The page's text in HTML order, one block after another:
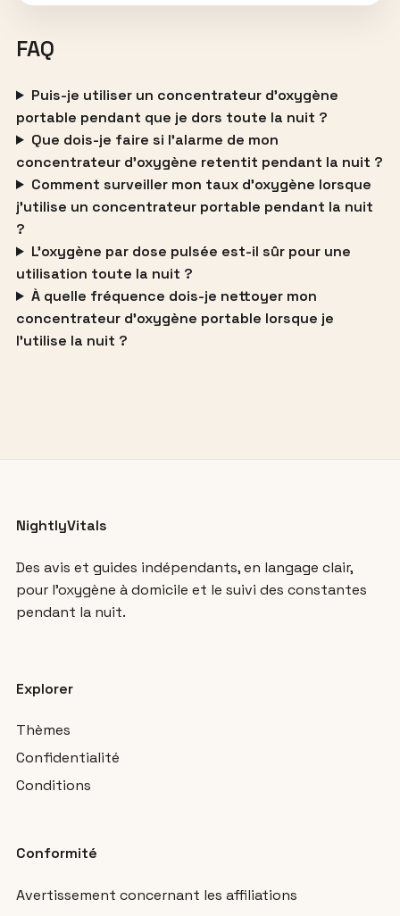
FAQ
Puis-je utiliser un concentrateur d’oxygène
portable pendant que je dors toute la nuit ?
Que dois-je faire si l’alarme de mon
concentrateur d’oxygène retentit pendant la nuit ?
Comment surveiller mon taux d’oxygène lorsque
j’utilise un concentrateur portable pendant la nuit
?
L’oxygène par dose pulsée est-il sûr pour une
utilisation toute la nuit ?
À quelle fréquence dois-je nettoyer mon
concentrateur d’oxygène portable lorsque je
l’utilise la nuit ?
NightlyVitals
Des avis et guides indépendants, en langage clair,
pour l’oxygène à domicile et le suivi des constantes
pendant la nuit.
Explorer
Thèmes
Confidentialité
Conditions
Conformité
Avertissement concernant les affiliations